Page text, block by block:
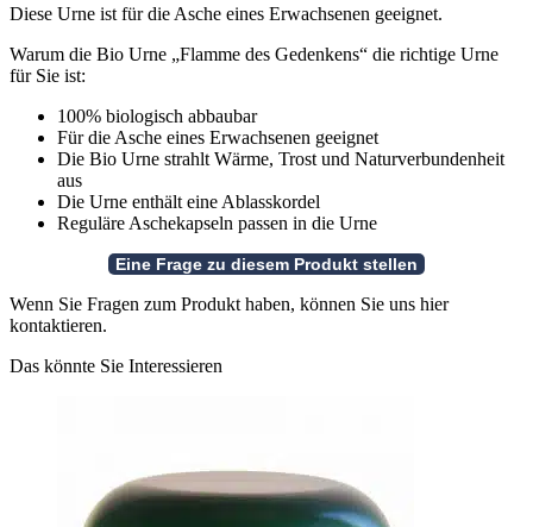
Diese Urne ist für die Asche eines Erwachsenen geeignet.
Warum die Bio Urne „Flamme des Gedenkens“ die richtige Urne
für Sie ist:
100% biologisch abbaubar
Für die Asche eines Erwachsenen geeignet
Die Bio Urne strahlt Wärme, Trost und Naturverbundenheit
aus
Die Urne enthält eine Ablasskordel
Reguläre Aschekapseln passen in die Urne
Wenn Sie Fragen zum Produkt haben, können Sie uns hier
kontaktieren.
Das könnte Sie Interessieren